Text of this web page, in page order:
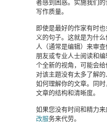
者感到困惑。实施我们
写作质量。
即使是最好的作家有时
义的句子。这就是为什
人（通常是编辑）来审
朋友或专业人士阅读和
个全新的视角，可能会
对该主题没有太多了解
如何理解你的文章。同
文章的结构和清晰度。
如果您没有时间和精力
改服务来代劳。